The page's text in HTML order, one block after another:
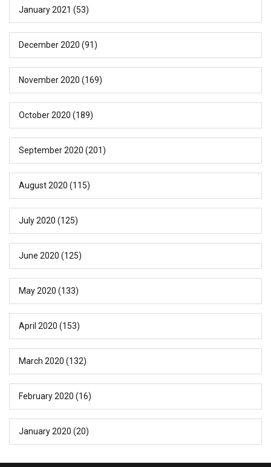
January 2021 (53)
December 2020 (91)
November 2020 (169)
October 2020 (189)
September 2020 (201)
August 2020 (115)
July 2020 (125)
June 2020 (125)
May 2020 (133)
April 2020 (153)
March 2020 (132)
February 2020 (16)
January 2020 (20)